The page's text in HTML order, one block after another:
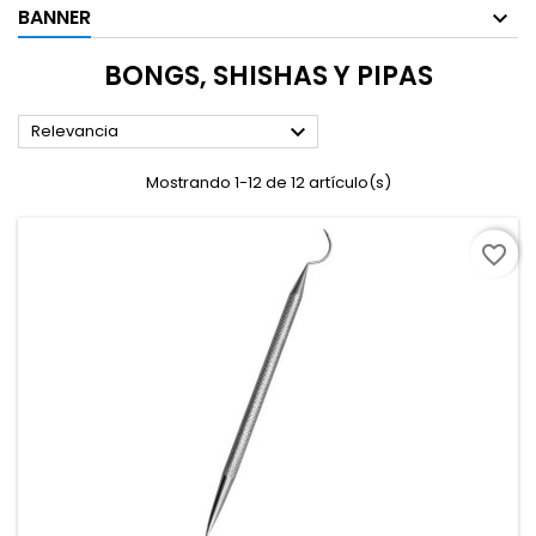
BANNER
BONGS, SHISHAS Y PIPAS
Relevancia 
Mostrando 1-12 de 12 artículo(s)
favorite_border